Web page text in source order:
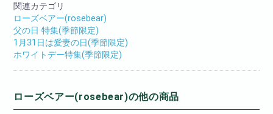
関連カテゴリ
ローズベアー(rosebear)
父の日 特集(季節限定)
1月31日は愛妻の日(季節限定)
ホワイトデー特集(季節限定)
ローズベアー(rosebear)の他の商品